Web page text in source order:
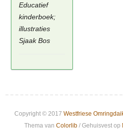
Educatief
kinderboek;
illustraties
Sjaak Bos
Copyright © 2017 Westfriese
Thema van Colorlib/ Gehuisvest op